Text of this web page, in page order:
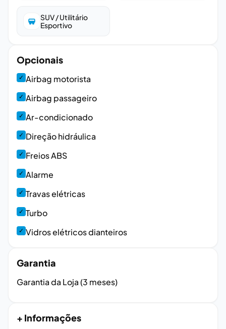
SUV / Utilitário
Esportivo
Opcionais
✓ Airbag motorista
✓ Airbag passageiro
✓ Ar-condicionado
✓ Direção hidráulica
✓ Freios ABS
✓ Alarme
✓ Travas elétricas
✓ Turbo
✓ Vidros elétricos dianteiros
Garantia
Garantia da Loja (3 meses)
+ Informações